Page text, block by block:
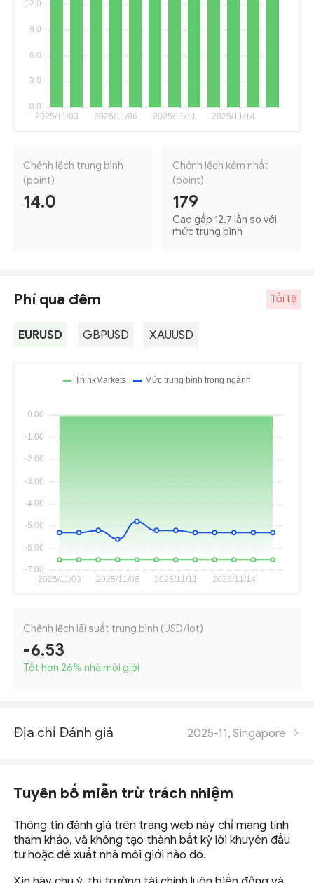
Chênh lệch trung bình
(point)
14.0
Chênh lệch kém nhất
(point)
179
Cao gấp 12.7 lần so với
mức trung bình
Phí qua đêm Tồi tệ
EURUSD GBPUSD XAUUSD
Chênh lệch lãi suất trung bình (USD/lot)
-6.53
Tốt hơn 26% nhà môi giới
Địa chỉ Đánh giá 2025-11, Singapore
Tuyên bố miễn trừ trách nhiệm
Thông tin đánh giá trên trang web này chỉ mang tính
tham khảo, và không tạo thành bất kỳ lời khuyên đầu
tư hoặc đề xuất nhà môi giới nào đó.